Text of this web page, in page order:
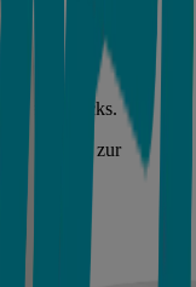
Geschmacks.
für Süße zur